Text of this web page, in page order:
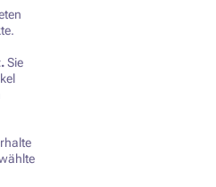
Sie